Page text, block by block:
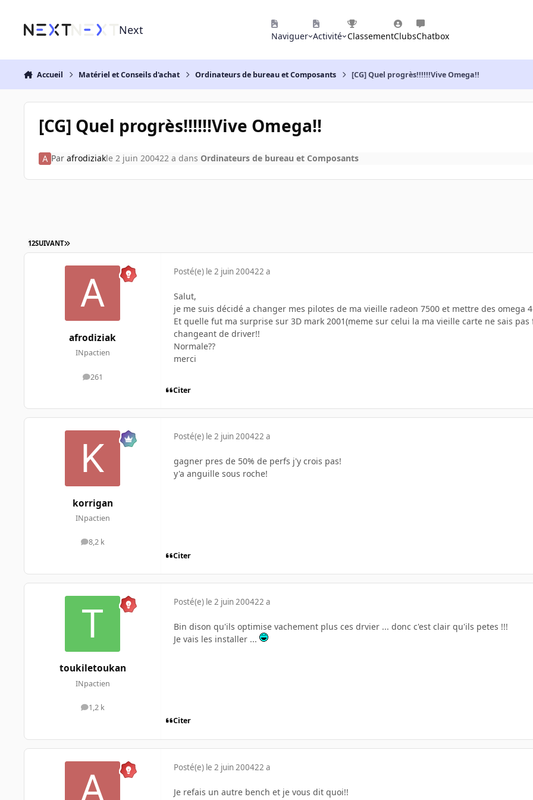
Next Naviguer Activité ClassementClubsChatbox
Accueil Matériel et Conseils d'achat Ordinateurs de bureau et Composants [CG] Quel progrès!!!!!!Vive Omega!!
[CG] Quel progrès!!!!!!Vive Omega!!
Par afrodiziakle 2 juin 200422 a dans Ordinateurs de bureau et Composants
12SUIVANT
afrodiziak
INpactien
261
messages
Posté(e) le 2 juin 200422 a
Salut,
je me suis décidé a changer mes pilotes de ma vieille radeon 7500 et mettre des omega
Et quelle fut ma surprise sur 3D mark 2001(meme sur celui la ma vieille carte ne sais
changeant de driver!!
Normale??
merci
Citer
korrigan
INpactien
8,2 k
messages
Posté(e) le 2 juin 200422 a
gagner pres de 50% de perfs j'y crois pas!
y'a anguille sous roche!
Citer
toukiletoukan
INpactien
1,2 k
messages
Posté(e) le 2 juin 200422 a
Bin dison qu'ils optimise vachement plus ces drvier ... donc c'est clair qu'ils petes !!!
Je vais les installer ...
Citer
Posté(e) le 2 juin 200422 a
Je refais un autre bench et je vous dit quoi!!